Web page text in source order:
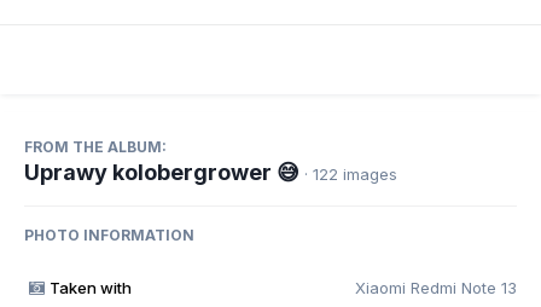
FROM THE ALBUM:
Uprawy kolobergrower 😅 · 122 images
PHOTO INFORMATION
Taken with Xiaomi Redmi Note 13